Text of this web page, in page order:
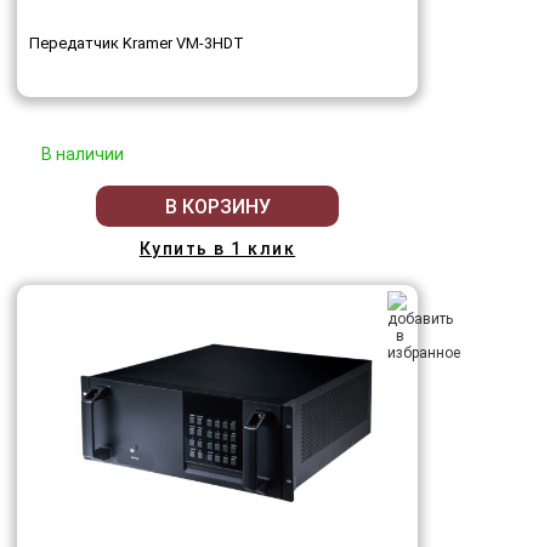
Передатчик Kramer VM-3HDT
В наличии
В КОРЗИНУ
Купить в 1 клик